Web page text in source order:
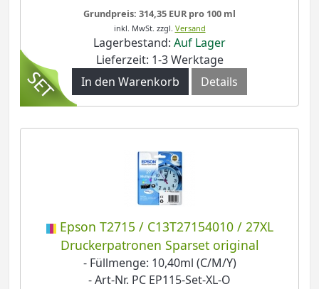
Grundpreis: 314,35 EUR pro 100 ml
inkl. MwSt. zzgl. Versand
Lagerbestand: Auf Lager
Lieferzeit: 1-3 Werktage
In den Warenkorb
Details
Epson T2715 / C13T27154010 / 27XL
Druckerpatronen Sparset original
- Füllmenge: 10,40ml (C/M/Y)
- Art-Nr. PC EP115-Set-XL-O